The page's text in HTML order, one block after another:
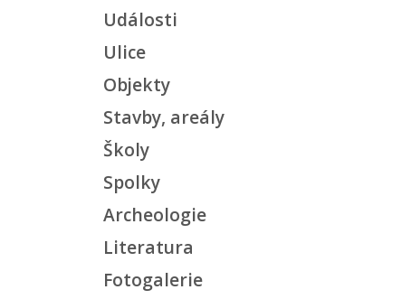
Události
Ulice
Objekty
Stavby, areály
Školy
Spolky
Archeologie
Literatura
Fotogalerie